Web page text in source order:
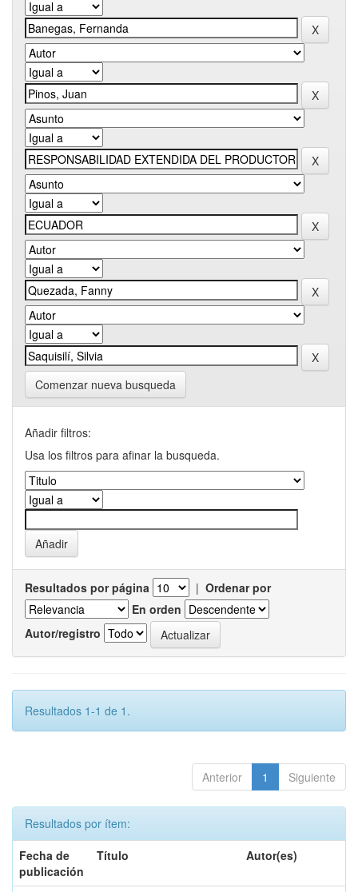
Comenzar nueva busqueda
Añadir filtros:
Usa los filtros para afinar la busqueda.
Resultados por página | Ordenar por
En orden
Autor/registro
Resultados 1-1 de 1.
Anterior 1 Siguiente
Resultados por ítem:
Fecha de
publicación
Título Autor(es)